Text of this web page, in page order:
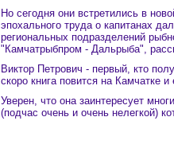
Но сегодня они встретились в
эпохального труда о капитанах
региональных подразделений
"Камчатрыбпром - Дальрыба",
Виктор Петрович - первый, кто
скоро книга повится на Камчатке
Уверен, что она заинтересует
(подчас очень и очень нелегкой)